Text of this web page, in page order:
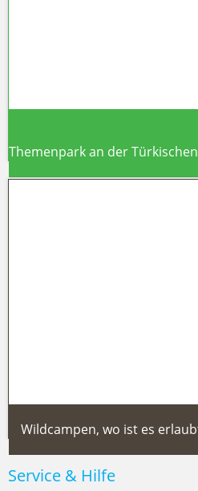
The Land of Legends in
Themenpark an der
Wildcampen, wo ist es
Service & Hilfe